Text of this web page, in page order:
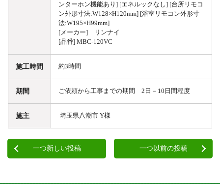
ンターホン機能あり] [エネルックなし] [台所リモコ
ン外形寸法:W128×H120mm] [浴室リモコン外形寸
法:W195×H99mm]
[メーカー] リンナイ
[品番] MBC-120VC
施工時間 約3時間
期間 ご依頼から工事までの期間 2日－10日間程度
施主 埼玉県八潮市 Y様
一つ新しい投稿 一つ以前の投稿